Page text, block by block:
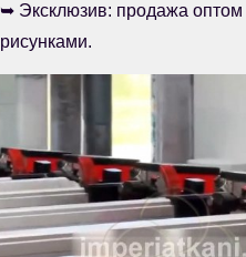
➥ Эксклюзив: продажа оптом
рисунками.
Видеоплеер